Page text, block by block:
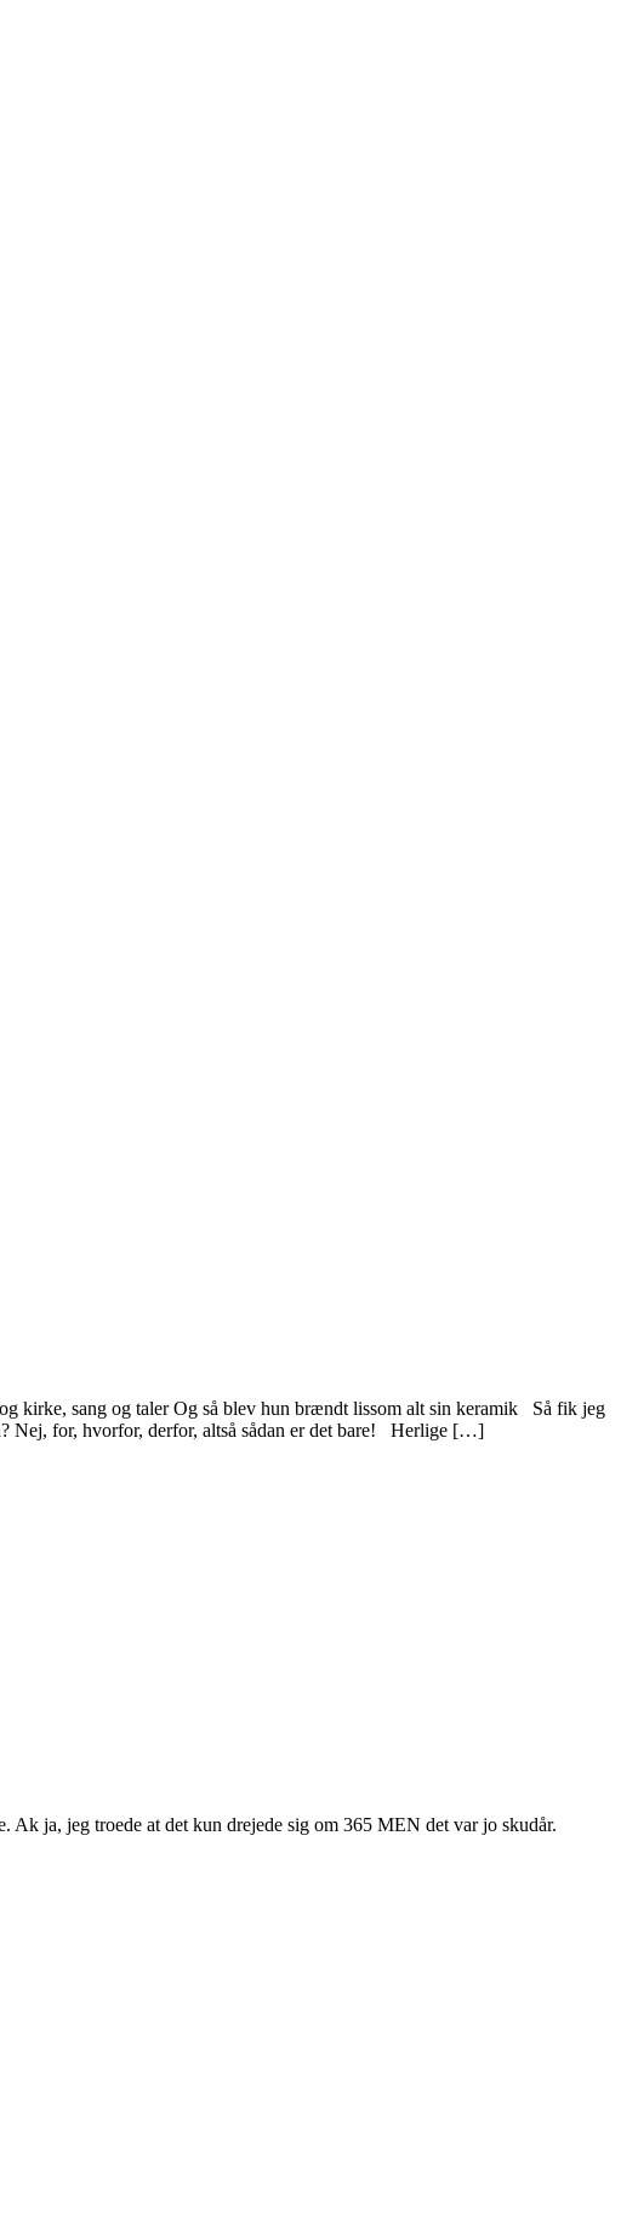
kirke, sang og taler Og så blev hun brændt lissom alt sin keramik Så fik jeg
Nej, for, hvorfor, derfor, altså sådan er det bare! Herlige […]
Ak ja, jeg troede at det kun drejede sig om 365 MEN det var jo skudår.